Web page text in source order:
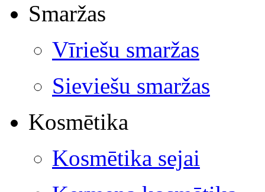
Smaržas
Vīriešu smaržas
Sieviešu smaržas
Kosmētika
Kosmētika sejai